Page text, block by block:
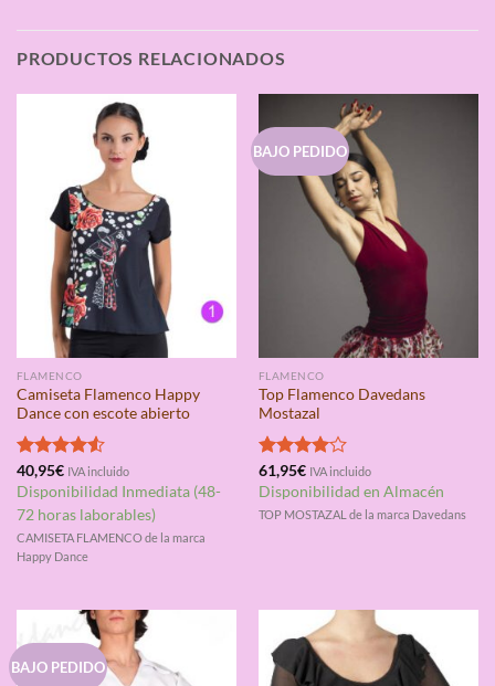
PRODUCTOS RELACIONADOS
FLAMENCO
Camiseta Flamenco Happy
Dance con escote abierto
Valorado
con4.50
de 5
40,95€ IVA incluido
Disponibilidad Inmediata (48-
72 horas laborables)
CAMISETA FLAMENCO de la marca
Happy Dance
BAJO PEDIDO
FLAMENCO
Top Flamenco Davedans
Mostazal
Valorado
con4.00
de 5
61,95€ IVA incluido
Disponibilidad en Almacén
TOP MOSTAZAL de la marca Davedans
BAJO PEDIDO